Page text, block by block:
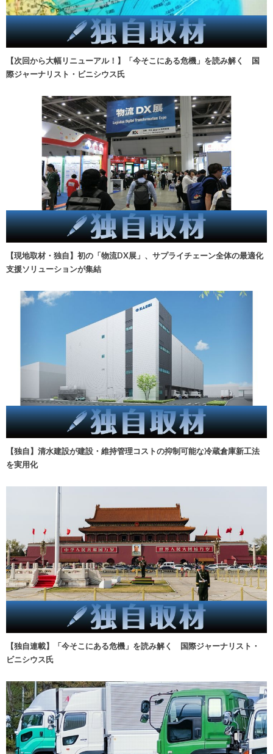
【次回から大幅リニューアル！】「今そこにある危機」を読み解く 国
際ジャーナリスト・ビニシウス氏
【現地取材・独自】初の「物流DX展」、サプライチェーン全体の最適化
支援ソリューションが集結
【独自】清水建設が建設・維持管理コストの抑制可能な冷蔵倉庫新工法
を実用化
【独自連載】「今そこにある危機」を読み解く 国際ジャーナリスト・
ビニシウス氏